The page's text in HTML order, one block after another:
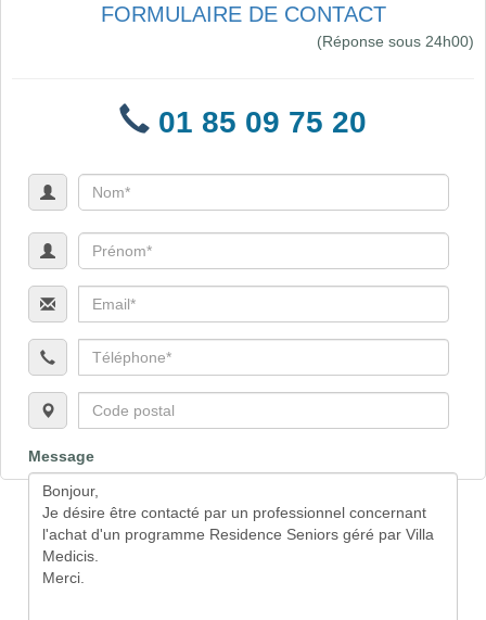
FORMULAIRE DE CONTACT
(Réponse sous 24h00)
01 85 09 75 20
Message